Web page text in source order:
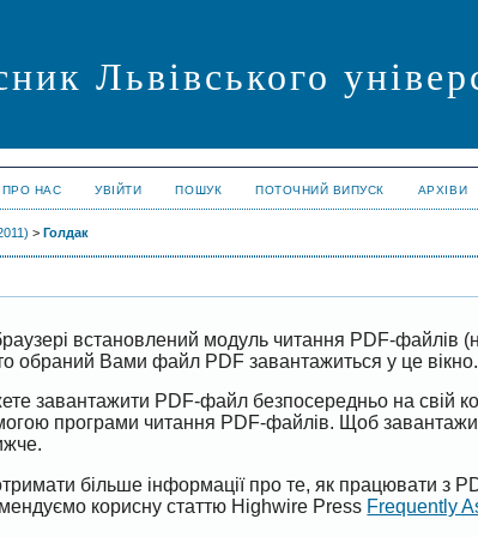
Львівського
ПРО НАС УВІЙТИ ПОШУК ПОТОЧНИЙ ВИПУСК АРХІВИ
>Голдак
встановлений модуль читання PDF-файлів
обраний Вами файл PDF завантажиться у це вікно.
завантажити PDF-файл безпосередньо на свій
програми читання PDF-файлів. Щоб
більше інформації про те, як працювати з
корисну статтю Highwire Press Frequently